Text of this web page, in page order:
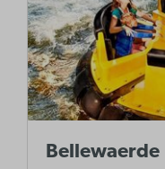
Bellewaerde